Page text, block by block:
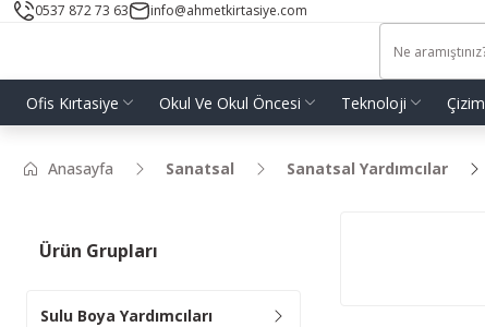
0537 872 73 63 info@ahmetkirtasiye.com
Ofis Kırtasiye Okul Ve Okul Öncesi Teknoloji Çizim
Anasayfa Sanatsal Sanatsal Yardımcılar
Ürün Grupları
Sulu Boya Yardımcıları